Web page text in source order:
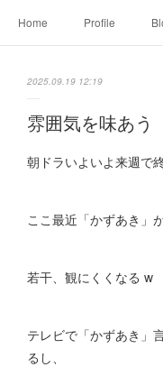
Home Profile
2025.09.19 12:19
雰囲気を味あう
朝ドラいよいよ来週で
ここ最近「かずあき」
若干、観にくくなる w
テレビで「かずあき」
るし、